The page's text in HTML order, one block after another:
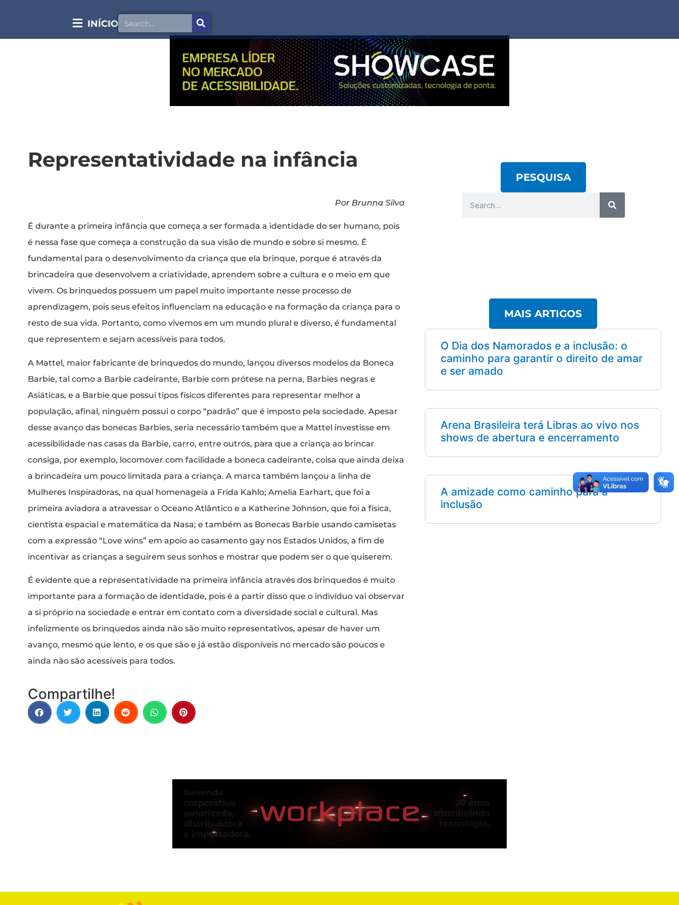
INÍCIO
Representatividade na infância
Por Brunna Silva
É durante a primeira infância que começa a ser formada a identidade do ser humano, pois
é nessa fase que começa a construção da sua visão de mundo e sobre si mesmo. É
fundamental para o desenvolvimento da criança que ela brinque, porque é através da
brincadeira que desenvolvem a criatividade, aprendem sobre a cultura e o meio em que
vivem. Os brinquedos possuem um papel muito importante nesse processo de
aprendizagem, pois seus efeitos influenciam na educação e na formação da criança para o
resto de sua vida. Portanto, como vivemos em um mundo plural e diverso, é fundamental
que representem e sejam acessíveis para todos.
A Mattel, maior fabricante de brinquedos do mundo, lançou diversos modelos da Boneca
Barbie, tal como a Barbie cadeirante, Barbie com prótese na perna, Barbies negras e
Asiáticas, e a Barbie que possui tipos físicos diferentes para representar melhor a
população, afinal, ninguém possui o corpo “padrão” que é imposto pela sociedade. Apesar
desse avanço das bonecas Barbies, seria necessário também que a Mattel investisse em
acessibilidade nas casas da Barbie, carro, entre outros, para que a criança ao brincar
consiga, por exemplo, locomover com facilidade a boneca cadeirante, coisa que ainda deixa
a brincadeira um pouco limitada para a criança. A marca também lançou a linha de
Mulheres Inspiradoras, na qual homenageia a Frida Kahlo; Amelia Earhart, que foi a
primeira aviadora a atravessar o Oceano Atlântico e a Katherine Johnson, que foi a física,
cientista espacial e matemática da Nasa; e também as Bonecas Barbie usando camisetas
com a expressão “Love wins” em apoio ao casamento gay nos Estados Unidos, a fim de
incentivar as crianças a seguirem seus sonhos e mostrar que podem ser o que quiserem.
É evidente que a representatividade na primeira infância através dos brinquedos é muito
importante para a formação de identidade, pois é a partir disso que o indivíduo vai observar
a si próprio na sociedade e entrar em contato com a diversidade social e cultural. Mas
infelizmente os brinquedos ainda não são muito representativos, apesar de haver um
avanço, mesmo que lento, e os que são e já estão disponíveis no mercado são poucos e
ainda não são acessíveis para todos.
Compartilhe!
PESQUISA
MAIS ARTIGOS
O Dia dos Namorados e a inclusão: o
caminho para garantir o direito de amar
e ser amado
Arena Brasileira terá Libras ao vivo nos
shows de abertura e encerramento
A amizade como caminho para a
inclusão